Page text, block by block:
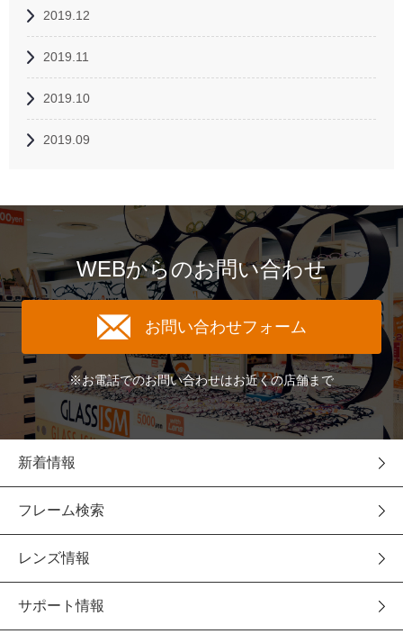
2019.12
2019.11
2019.10
2019.09
WEBからのお問い合わせ
お問い合わせフォーム
※お電話でのお問い合わせはお近くの店舗まで
新着情報
フレーム検索
レンズ情報
サポート情報